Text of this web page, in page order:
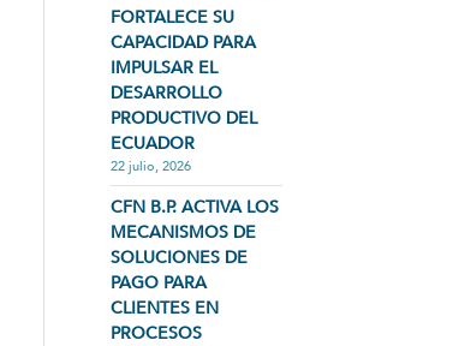
FORTALECE SU
CAPACIDAD PARA
IMPULSAR EL
DESARROLLO
PRODUCTIVO DEL
ECUADOR
22 julio, 2026
CFN B.P. ACTIVA LOS
MECANISMOS DE
SOLUCIONES DE
PAGO PARA
CLIENTES EN
PROCESOS